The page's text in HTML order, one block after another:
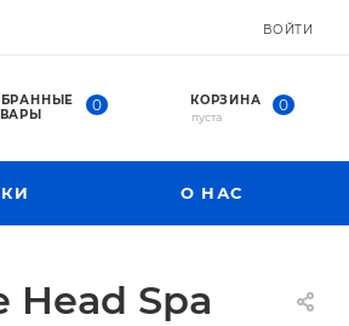
ВОЙТИ
0 КОРЗИНА 0
пуста
О НАС
Spa